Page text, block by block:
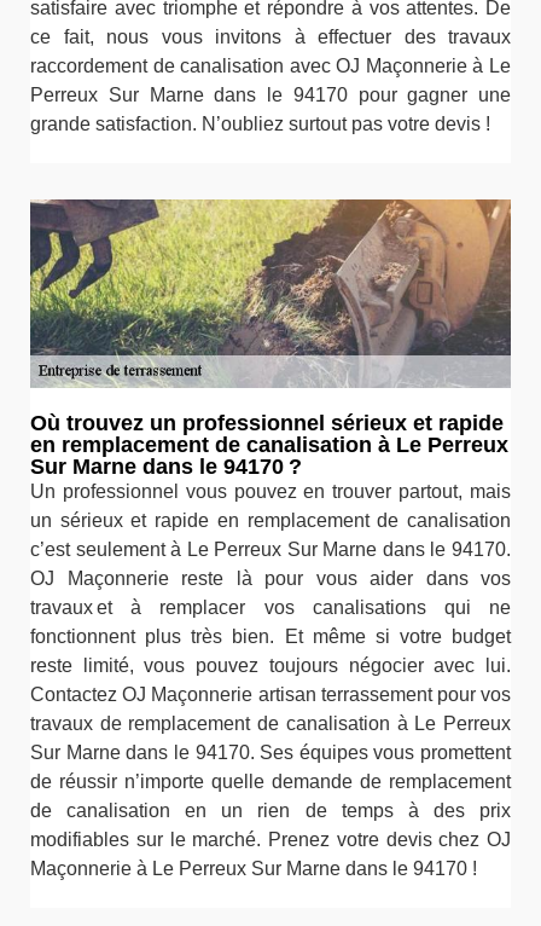
satisfaire avec triomphe et répondre à vos attentes. De
ce fait, nous vous invitons à effectuer des travaux
raccordement de canalisation avec OJ Maçonnerie à Le
Perreux Sur Marne dans le 94170 pour gagner une
grande satisfaction. N’oubliez surtout pas votre devis !
Où trouvez un professionnel sérieux et rapide
en remplacement de canalisation à Le Perreux
Sur Marne dans le 94170 ?
Un professionnel vous pouvez en trouver partout, mais
un sérieux et rapide en remplacement de canalisation
c’est seulement à Le Perreux Sur Marne dans le 94170.
OJ Maçonnerie reste là pour vous aider dans vos
travaux et à remplacer vos canalisations qui ne
fonctionnent plus très bien. Et même si votre budget
reste limité, vous pouvez toujours négocier avec lui.
Contactez OJ Maçonnerie artisan terrassement pour vos
travaux de remplacement de canalisation à Le Perreux
Sur Marne dans le 94170. Ses équipes vous promettent
de réussir n’importe quelle demande de remplacement
de canalisation en un rien de temps à des prix
modifiables sur le marché. Prenez votre devis chez OJ
Maçonnerie à Le Perreux Sur Marne dans le 94170 !